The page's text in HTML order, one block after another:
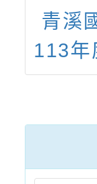
青溪
113年
生資
「智
營」
踴躍